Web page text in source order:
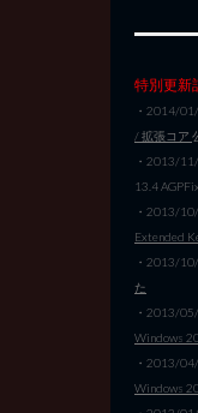
特別更新
・2014/
/ 拡張コア
・2013/
13.4
・2013/
Extended
・2013/
た
・2013/
Windows
・2013/
Windows